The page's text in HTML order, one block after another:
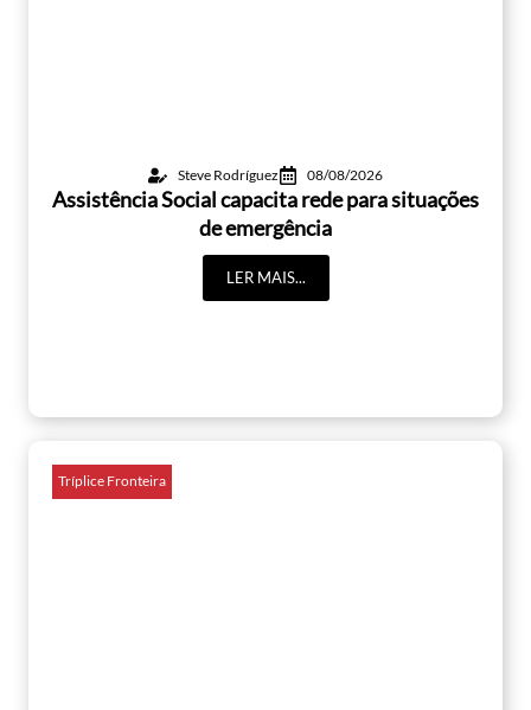
Steve Rodríguez 08/08/2026
Assistência Social capacita rede para situações
de emergência
LER MAIS...
Tríplice Fronteira